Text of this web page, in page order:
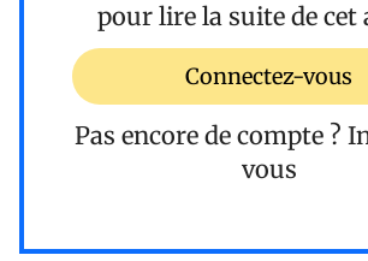
pour lire la suite de cet
Connectez-vous
Pas encore de compte ?
vous